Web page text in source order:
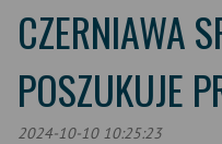
CZERNIAWA
POSZUKUJE
2024-10-10 10:25:23